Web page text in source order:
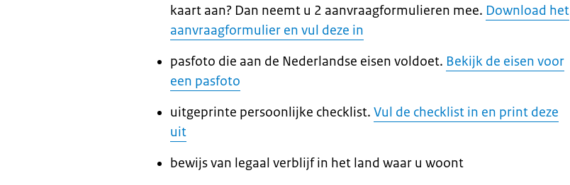
kaart aan? Dan neemt u 2 aanvraagformulieren mee. Download het
aanvraagformulier en vul deze in
pasfoto die aan de Nederlandse eisen voldoet. Bekijk de eisen voor
een pasfoto
uitgeprinte persoonlijke checklist. Vul de checklist in en print deze
uit
bewijs van legaal verblijf in het land waar u woont